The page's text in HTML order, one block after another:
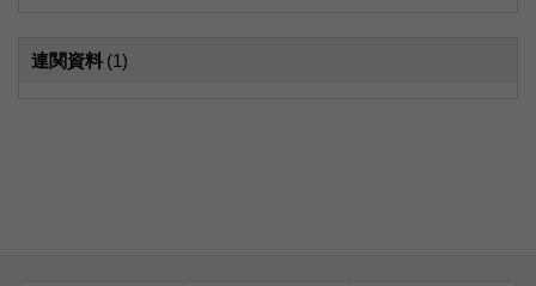
連関資料 (1)